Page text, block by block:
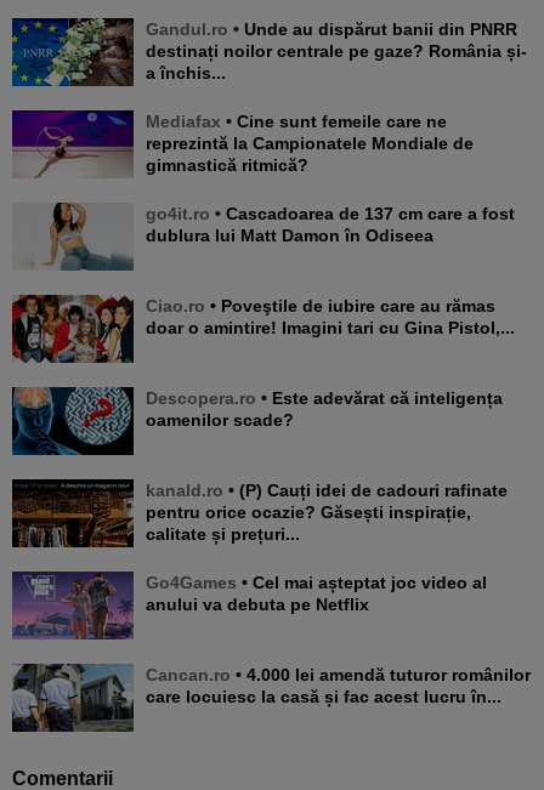
Gandul.ro • Unde au dispărut banii din PNRR
destinați noilor centrale pe gaze? România și-
a închis...
Mediafax • Cine sunt femeile care ne
reprezintă la Campionatele Mondiale de
gimnastică ritmică?
go4it.ro • Cascadoarea de 137 cm care a fost
dublura lui Matt Damon în Odiseea
Ciao.ro • Poveştile de iubire care au rămas
doar o amintire! Imagini tari cu Gina Pistol,...
Descopera.ro • Este adevărat că inteligența
oamenilor scade?
kanald.ro • (P) Cauți idei de cadouri rafinate
pentru orice ocazie? Găsești inspirație,
calitate și prețuri...
Go4Games • Cel mai așteptat joc video al
anului va debuta pe Netflix
Cancan.ro • 4.000 lei amendă tuturor românilor
care locuiesc la casă și fac acest lucru în...
Comentarii